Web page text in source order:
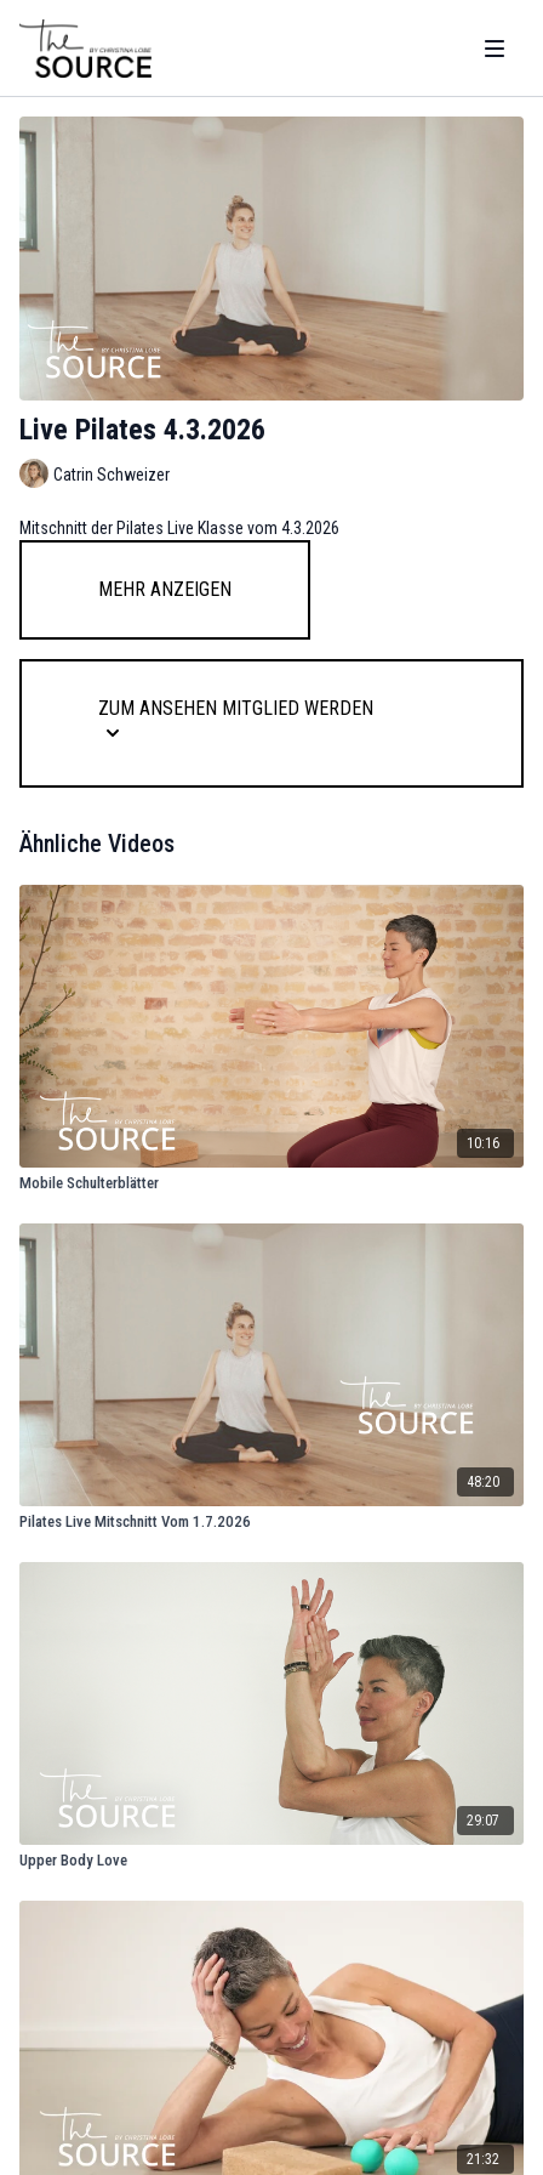
Live Pilates 4.3.2026
Catrin Schweizer
Mitschnitt der Pilates Live Klasse vom 4.3.2026
Mehr anzeigen
Zum Ansehen Mitglied werden
Ähnliche Videos
10:16
Mobile Schulterblätter
48:20
Pilates Live Mitschnitt Vom 1.7.2026
29:07
Upper Body Love
21:32